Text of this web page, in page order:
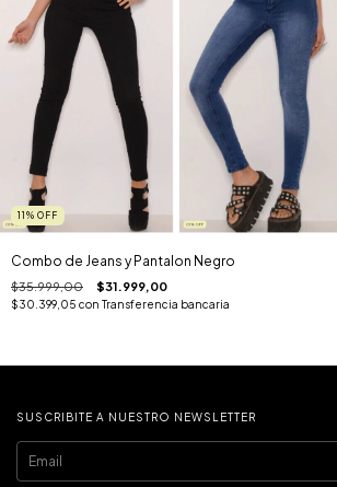
11 % OFF
Combo de Jeans y Pantalon Negro
$35.999,00 $31.999,00
$30.399,05 con Transferencia bancaria
SUSCRIBITE A NUESTRO NEWSLETTER